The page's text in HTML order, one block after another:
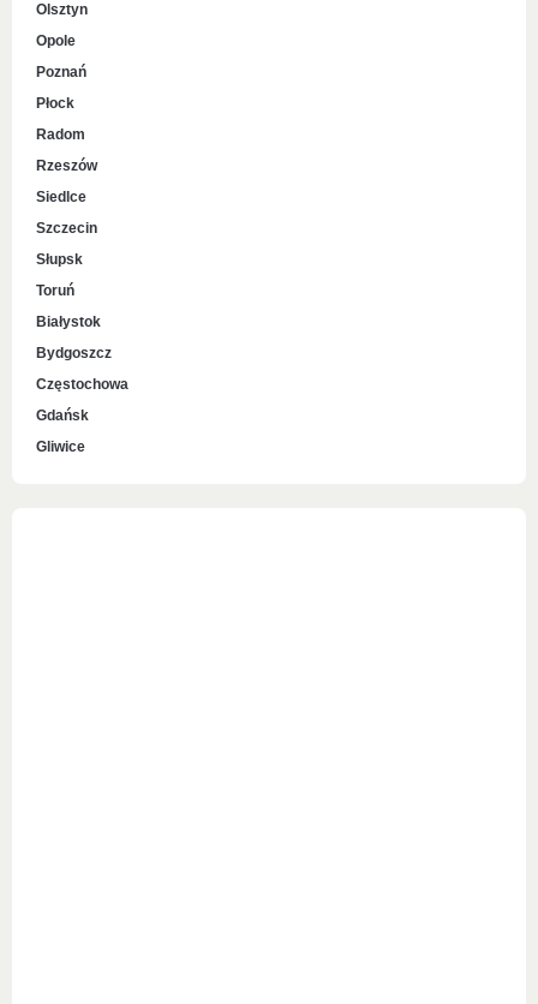
Olsztyn
Opole
Poznań
Płock
Radom
Rzeszów
Siedlce
Szczecin
Słupsk
Toruń
Białystok
Bydgoszcz
Częstochowa
Gdańsk
Gliwice